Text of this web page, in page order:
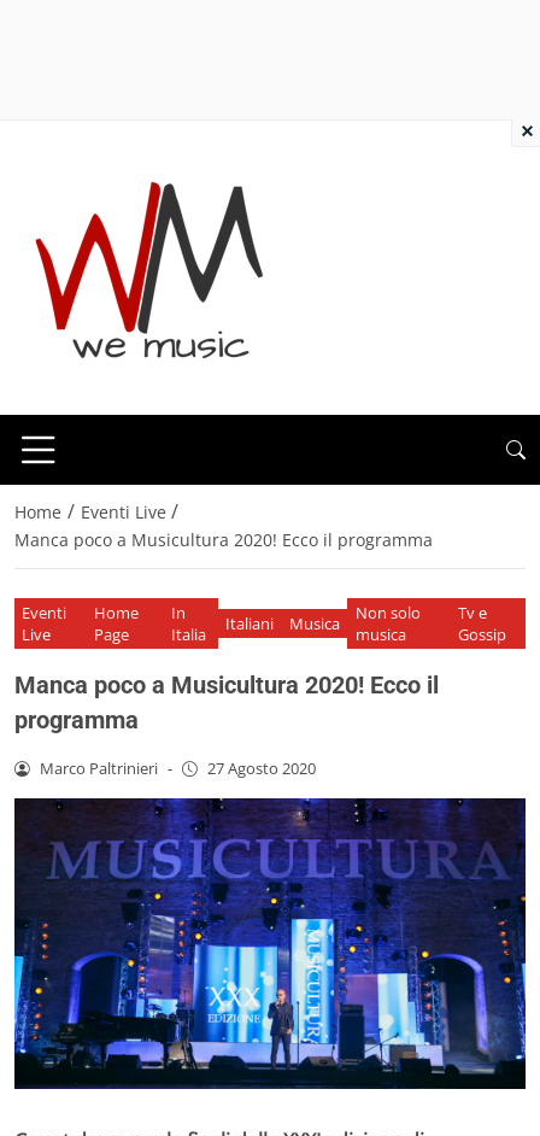
Home / Eventi Live /
Manca poco a Musicultura 2020! Ecco il programma
Eventi
Live
Home
Page
In
Italia
Italiani Musica
Non solo
musica
Tv e
Gossip
Manca poco a Musicultura 2020! Ecco il
programma
Marco Paltrinieri - 27 Agosto 2020
×